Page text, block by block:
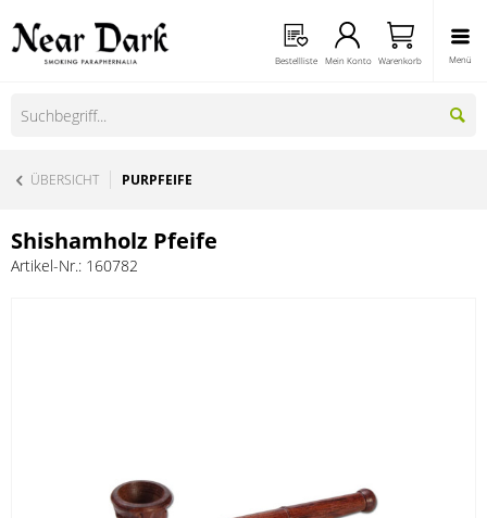
Menü
Bestellliste Mein Konto Warenkorb
ÜBERSICHT PURPFEIFE
Shishamholz Pfeife
Artikel-Nr.: 160782